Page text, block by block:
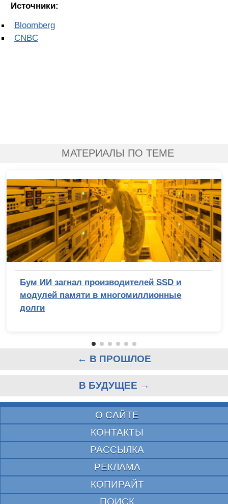
Источники:
Bloomberg
CNBC
МАТЕРИАЛЫ ПО ТЕМЕ
Бум ИИ загнал производителей SSD и
модулей памяти в многомиллионные
долги
← В ПРОШЛОЕ
В БУДУЩЕЕ →
О САЙТЕ
КОНТАКТЫ
РАССЫЛКА
РЕКЛАМА
КОПИРАЙТ